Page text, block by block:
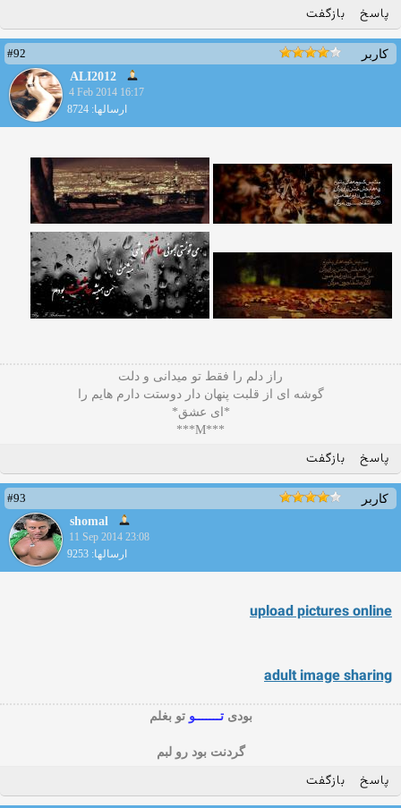
پاسخ بازگفت
کاربر
#92
ALI2012
4 Feb 2014 16:17
ارسالها: 8724
راز دلم را فقط تو میدانی و دلت
گوشه ای از قلبت پنهان دار دوستت دارم هایم را
*ای عشق*
***M***
پاسخ بازگفت
کاربر
#93
shomal
11 Sep 2014 23:08
ارسالها: 9253
upload pictures online
adult image sharing
بودیتـــــــوتو بغلم
گردنت بود رو لبم
پاسخ بازگفت